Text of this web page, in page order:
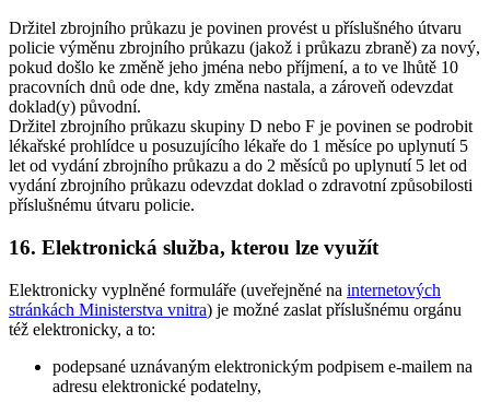
Držitel zbrojního průkazu je povinen provést u příslušného útvaru
policie výměnu zbrojního průkazu (jakož i průkazu zbraně) za nový,
pokud došlo ke změně jeho jména nebo příjmení, a to ve lhůtě 10
pracovních dnů ode dne, kdy změna nastala, a zároveň odevzdat
doklad(y) původní.
Držitel zbrojního průkazu skupiny D nebo F je povinen se podrobit
lékařské prohlídce u posuzujícího lékaře do 1 měsíce po uplynutí 5
let od vydání zbrojního průkazu a do 2 měsíců po uplynutí 5 let od
vydání zbrojního průkazu odevzdat doklad o zdravotní způsobilosti
příslušnému útvaru policie.
16. Elektronická služba, kterou lze využít
Elektronicky vyplněné formuláře (uveřejněné na internetových
stránkách Ministerstva vnitra) je možné zaslat příslušnému orgánu
též elektronicky, a to:
podepsané uznávaným elektronickým podpisem e-mailem na
adresu elektronické podatelny,